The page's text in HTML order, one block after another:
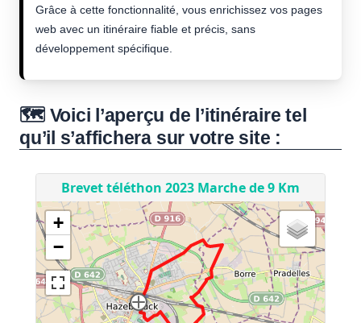
Grâce à cette fonctionnalité, vous enrichissez vos pages
web avec un itinéraire fiable et précis, sans
développement spécifique.
🗺️ Voici l’aperçu de l’itinéraire tel
qu’il s’affichera sur votre site :